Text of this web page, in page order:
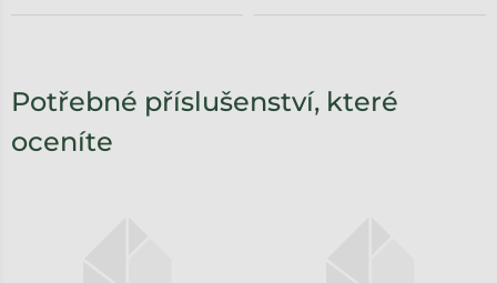
Potřebné příslušenství, které
oceníte